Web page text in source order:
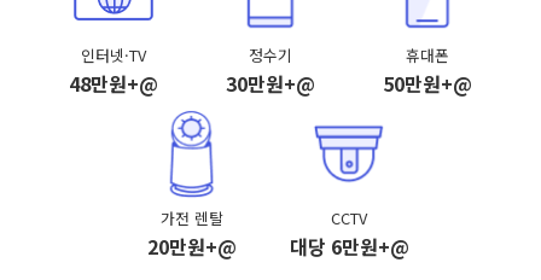
인터넷·TV
48만원+@
정수기
30만원+@
휴대폰
50만원+@
가전 렌탈
20만원+@
CCTV
대당 6만원+@